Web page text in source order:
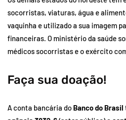
socorristas, viaturas, água e
vaquinha e utilizado a sua imagem
financeiras. O ministério da saúde
médicos socorristas e o exército
Faça sua doação!
A conta bancária do Banco do Brasil